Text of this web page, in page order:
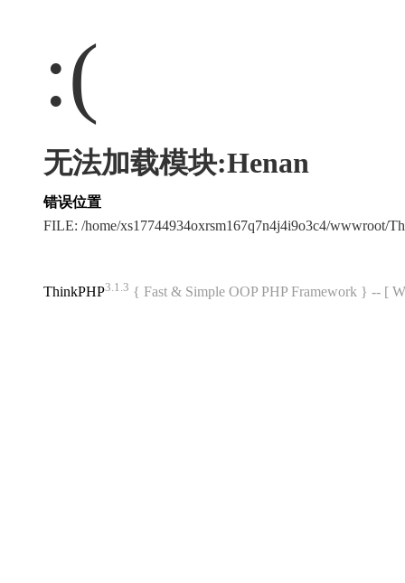
:(
无法加载模块:Henan
错误位置
FILE: /home/xs17744934oxrsm167q7n4j4i9o3c4/
ThinkPHP3.1.3 { Fast & Simple OOP PHP Framework } -- [